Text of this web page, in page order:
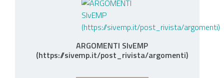
ARGOMENTI SIvEMP
(https://sivemp.it/post_rivista/argomenti)